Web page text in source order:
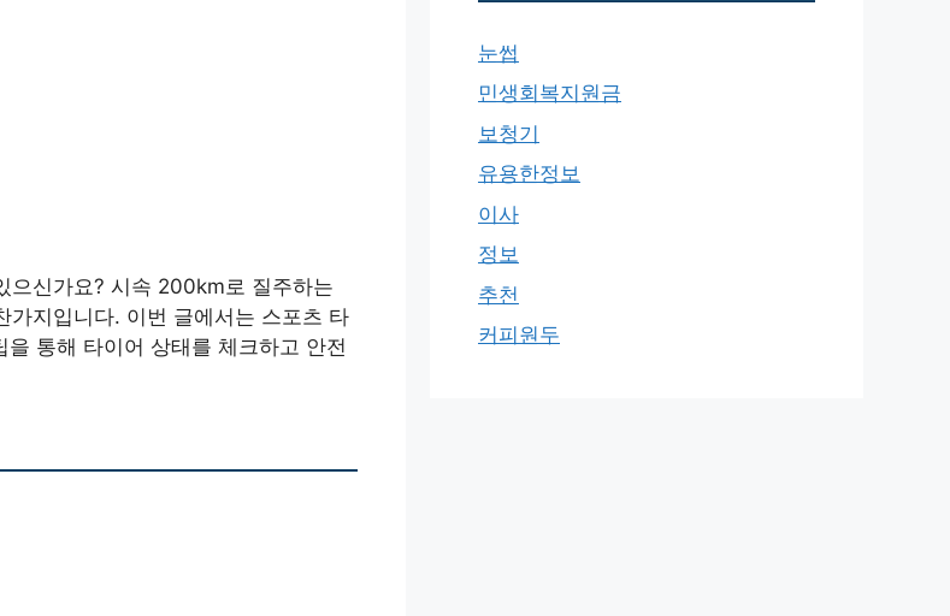
으신가요? 시속 200km로 질주하는
가지입니다. 이번 글에서는 스포츠 타
통해 타이어 상태를 체크하고 안전
눈썹
민생회복지원금
보청기
유용한정보
이사
정보
추천
커피원두